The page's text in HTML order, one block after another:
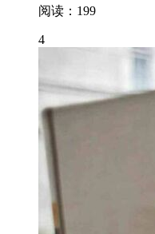
阅读：199
4